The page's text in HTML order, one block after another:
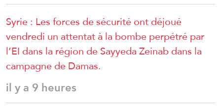
Syrie : Les forces de sécurité ont déjoué
vendredi un attentat à la bombe perpétré par
l’EI dans la région de Sayyeda Zeinab dans la
campagne de Damas.
il y a 9 heures